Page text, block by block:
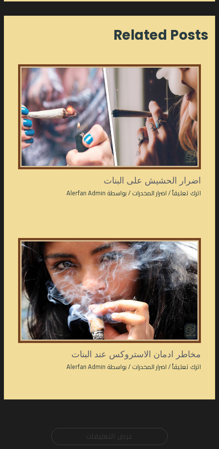
Related Posts
اضرار الحشيش على البنات
اترك تعليقاً/اضرار المخدرات/ بواسطة Alerfan Admin
مخاطر ادمان الاستروكس عند البنات
اترك تعليقاً/اضرار المخدرات/ بواسطة Alerfan Admin
عرض التعليقات